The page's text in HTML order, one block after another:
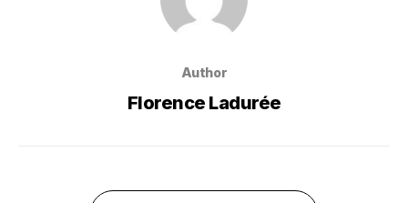
Author
Florence Ladurée